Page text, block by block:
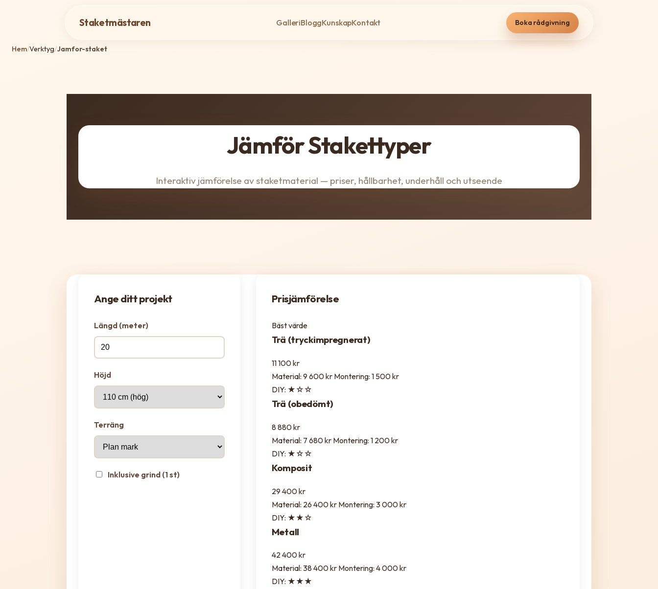
Staketmästaren GalleriBloggKunskapKontakt Boka rådgivning
Hem/Verktyg/Jamfor-staket
Jämför Stakettyper
Interaktiv jämförelse av staketmaterial — priser, hållbarhet, underhåll och utseende
Ange ditt projekt
Längd (meter)
Höjd
Terräng
Inklusive grind (1 st)
Prisjämförelse
Bäst värde
Trä (tryckimpregnerat)
11 100 kr
Material: 9 600 kr Montering: 1 500 kr
DIY: ★☆☆
Trä (obedömt)
8 880 kr
Material: 7 680 kr Montering: 1 200 kr
DIY: ★☆☆
Komposit
29 400 kr
Material: 26 400 kr Montering: 3 000 kr
DIY: ★★☆
Metall
42 400 kr
Material: 38 400 kr Montering: 4 000 kr
DIY: ★★★